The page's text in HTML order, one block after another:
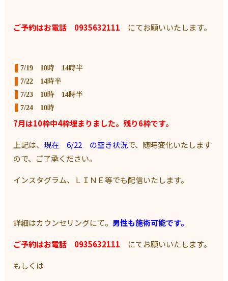
ご予約はお電話 0935632111 にてお願いいたします。
7/19 10時 14時半
7/22 14時半
7/23 10時 14時半
7/24 10時
7月は10枠中4枠埋まりました。残り6枠です。
上記は、現在 6/22 の空き状況で、随時変化いたします
ので、ご了承ください。
インスタグラム、ＬＩＮＥ等でも配信いたします。
詳細はカウンセリングにて。男性も施術可能です。
ご予約はお電話 0935632111 にてお願いいたします。
もしくは